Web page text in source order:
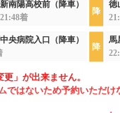
新南陽高校前（降車）
21:48着
徳
央病院入口（降車）
馬
」が出来ません。
ではないため予約いただけ